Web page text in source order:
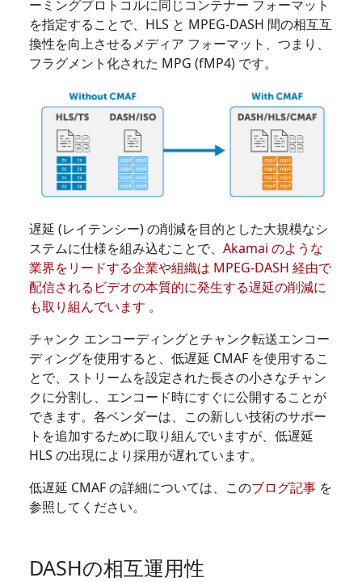
ーミングプロトコルに同じコンテナー フォーマット
を指定することで、HLS と MPEG-DASH 間の相互互
換性を向上させるメディア フォーマット、つまり、
フラグメント化された MPG (fMP4) です。
遅延 (レイテンシー) の削減を目的とした大規模なシ
ステムに仕様を組み込むことで、 Akamai のような
業界をリードする企業や組織は MPEG-DASH 経由で
配信されるビデオの本質的に発生する遅延の削減に
も取り組んでいます 。
チャンク エンコーディングとチャンク転送エンコー
ディングを使用すると、低遅延 CMAF を使用するこ
とで、ストリームを設定された長さの小さなチャン
クに分割し、エンコード時にすぐに公開することが
できます。各ベンダーは、この新しい技術のサポー
トを追加するために取り組んでいますが、低遅延
HLS の出現により採用が遅れています。
低遅延 CMAF の詳細については、このブログ記事 を
参照してください。
DASHの相互運用性